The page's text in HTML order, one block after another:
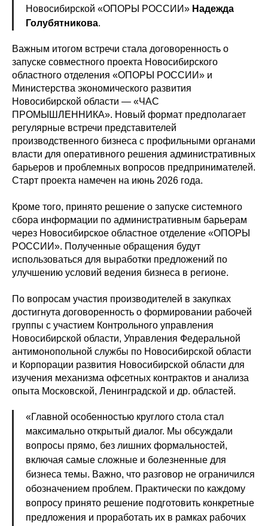
Новосибирской «ОПОРЫ РОССИИ» Надежда
Голубятникова.
Важным итогом встречи стала договоренность о
запуске совместного проекта Новосибирского
областного отделения «ОПОРЫ РОССИИ» и
Министерства экономического развития
Новосибирской области — «ЧАС
ПРОМЫШЛЕННИКА». Новый формат предполагает
регулярные встречи представителей
производственного бизнеса с профильными органами
власти для оперативного решения административных
барьеров и проблемных вопросов предпринимателей.
Старт проекта намечен на июнь 2026 года.
Кроме того, принято решение о запуске системного
сбора информации по административным барьерам
через Новосибирское областное отделение «ОПОРЫ
РОССИИ». Полученные обращения будут
использоваться для выработки предложений по
улучшению условий ведения бизнеса в регионе.
По вопросам участия производителей в закупках
достигнута договоренность о формировании рабочей
группы с участием Контрольного управления
Новосибирской области, Управления Федеральной
антимонопольной службы по Новосибирской области
и Корпорации развития Новосибирской области для
изучения механизма офсетных контрактов и анализа
опыта Московской, Ленинградской и др. областей.
«Главной особенностью круглого стола стал
максимально открытый диалог. Мы обсуждали
вопросы прямо, без лишних формальностей,
включая самые сложные и болезненные для
бизнеса темы. Важно, что разговор не ограничился
обозначением проблем. Практически по каждому
вопросу принято решение подготовить конкретные
предложения и проработать их в рамках рабочих